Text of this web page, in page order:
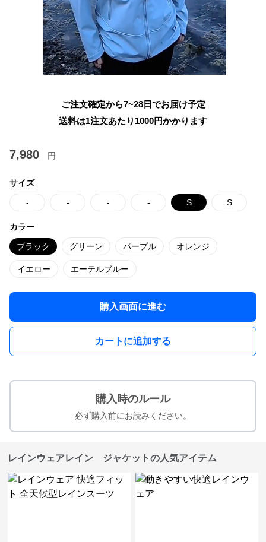
ご注文確定から7~28日でお届け予定
送料は1注文あたり 1000円かかります
7,980 円
サイズ
- - - - S S
カラー
ブラック グリーン パープル オレンジ
イエロー エーテルブルー
購入画面に進む
カートに追加する
購入時のルール
必ず購入前にお読みください。
レインウェアレイン ジャケットの人気アイテム